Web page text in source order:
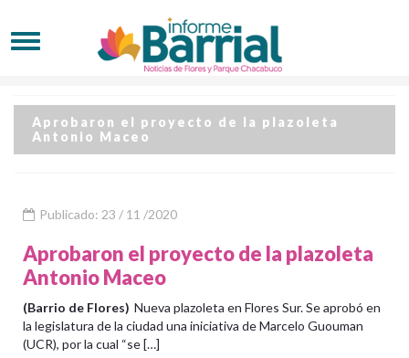
Aprobaron el proyecto de la plazoleta
Antonio Maceo
Publicado: 23 / 11 /2020
Aprobaron el proyecto de la plazoleta
Antonio Maceo
(Barrio de Flores) Nueva plazoleta en Flores Sur. Se aprobó en
la legislatura de la ciudad una iniciativa de Marcelo Guouman
(UCR), por la cual “se […]